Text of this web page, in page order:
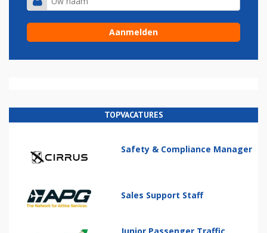
TOPVACATURES
Safety & Compliance Manager
Sales Support Staff
Junior Passenger Traffic